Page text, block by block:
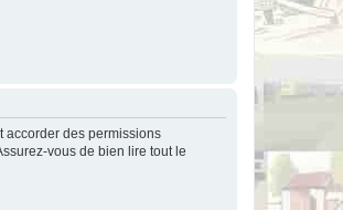
accorder des permissions
vous de bien lire tout le